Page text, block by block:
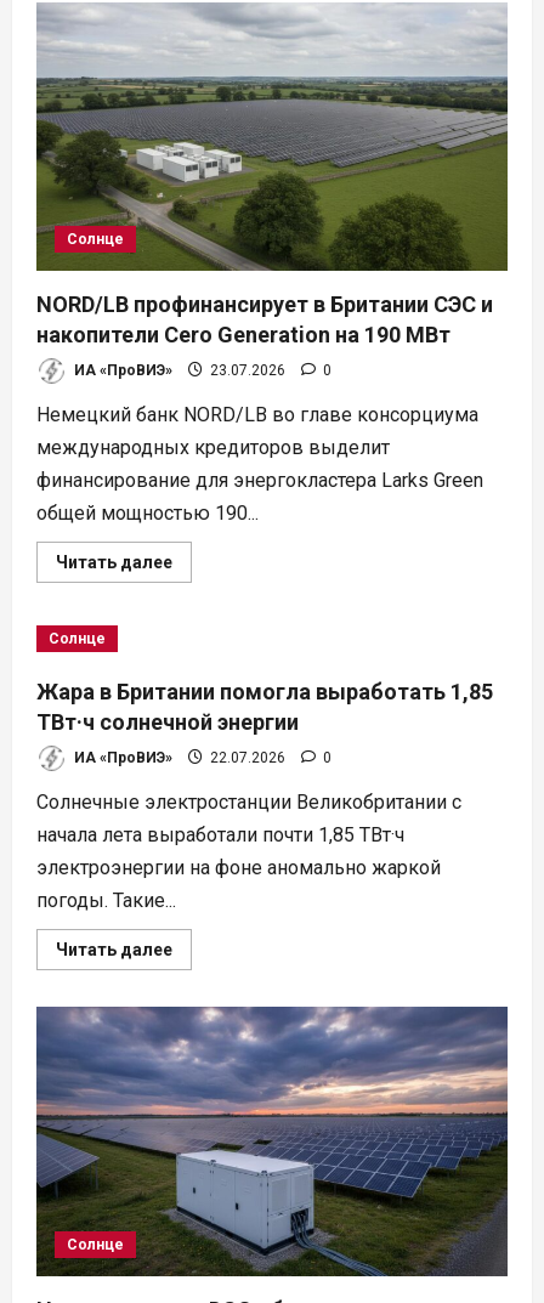
ферма
Британии
примером
восстановления
биоразнообразия
Солнце
NORD/LB профинансирует в Британии СЭС и
накопители Cero Generation на 190 МВт
ИА «ПроВИЭ» 23.07.2026 0
Немецкий банк NORD/LB во главе консорциума
международных кредиторов выделит
финансирование для энергокластера Larks Green
общей мощностью 190...
Читать далееПрочитать
больше
и
накопители
Cero
Generation
на
МВт
Солнце
Жара в Британии помогла выработать 1,85
ТВт·ч солнечной энергии
ИА «ПроВИЭ» 22.07.2026 0
Солнечные электростанции Великобритании с
начала лета выработали почти 1,85 ТВт·ч
электроэнергии на фоне аномально жаркой
погоды. Такие...
Читать далееПрочитать
больше
Британии
помогла
выработать
1,85
ТВт·ч
солнечной
энергии
Солнце